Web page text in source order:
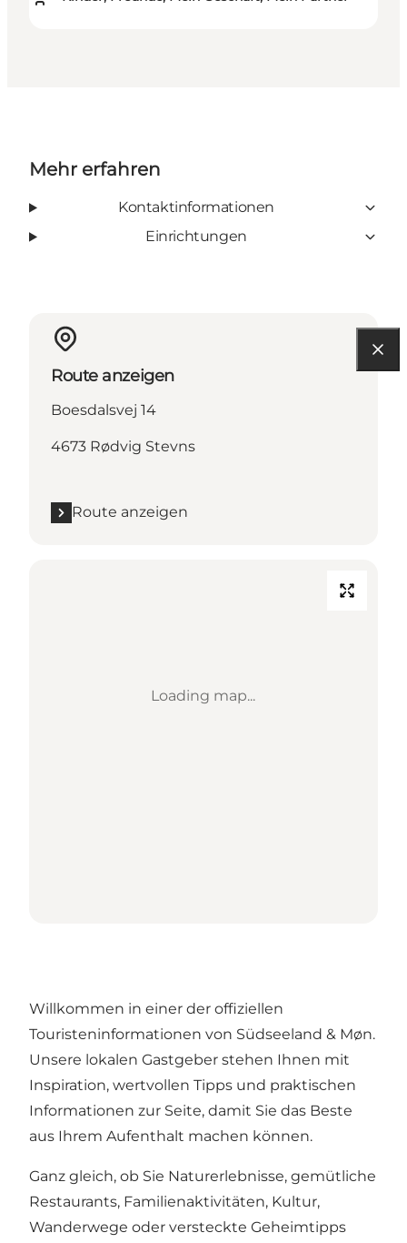
Mehr erfahren
Kontaktinformationen
Einrichtungen
Route anzeigen
Boesdalsvej 14
4673 Rødvig Stevns
Route anzeigen
Loading map...
Willkommen in einer der offiziellen
Touristeninformationen von Südseeland & Møn.
Unsere lokalen Gastgeber stehen Ihnen mit
Inspiration, wertvollen Tipps und praktischen
Informationen zur Seite, damit Sie das Beste
aus Ihrem Aufenthalt machen können.
Ganz gleich, ob Sie Naturerlebnisse, gemütliche
Restaurants, Familienaktivitäten, Kultur,
Wanderwege oder versteckte Geheimtipps